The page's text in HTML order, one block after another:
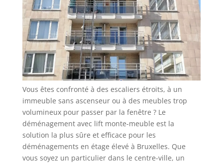
Vous êtes confronté à des escaliers étroits, à un
immeuble sans ascenseur ou à des meubles trop
volumineux pour passer par la fenêtre ? Le
déménagement avec lift monte-meuble est la
solution la plus sûre et efficace pour les
déménagements en étage élevé à Bruxelles. Que
vous soyez un particulier dans le centre-ville, un